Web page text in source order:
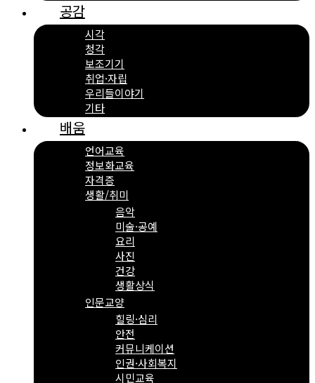
공감
시각
청각
보조기기
취업·자립
우리들이야기
기타
배움
언어교육
정보화교육
자격증
생활/취미
음악
미술·공예
요리
사진
건강
생활상식
인문교양
힐링·심리
안전
커뮤니케이션
인권·사회복지
시민교육